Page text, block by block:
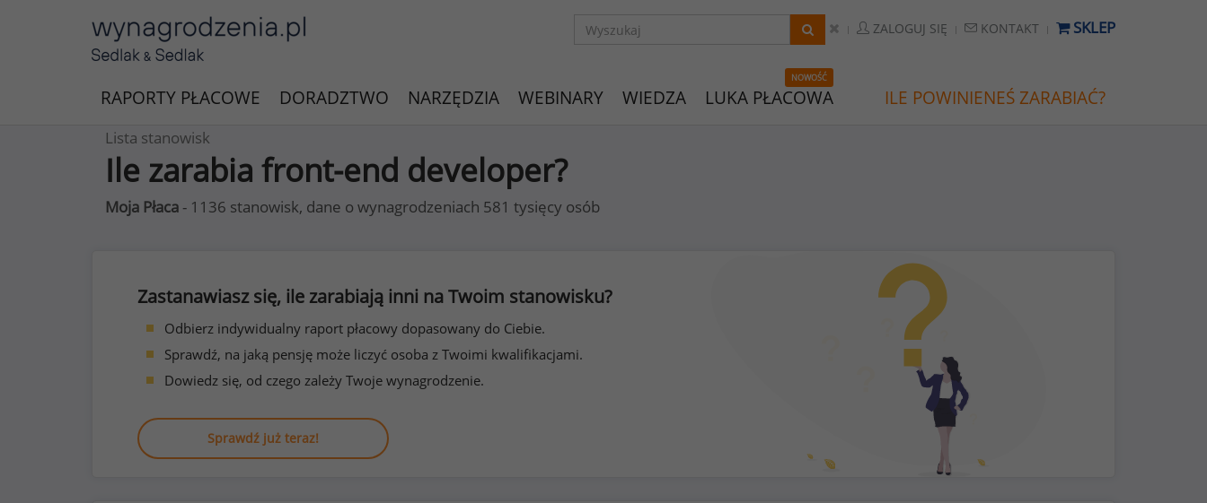
ZALOGUJ SIĘ KONTAKT SKLEP
RAPORTY PŁACOWE DORADZTWO NARZĘDZIA WEBINARY WIEDZA
NOWOŚĆ
LUKA PŁACOWA ILE POWINIENEŚ ZARABIAĆ?
Lista stanowisk
Ile zarabia front-end developer?
Moja Płaca - 1136 stanowisk, dane o wynagrodzeniach 581 tysięcy osób
Zastanawiasz się, ile zarabiają inni na Twoim stanowisku?
Odbierz indywidualny raport płacowy dopasowany do Ciebie.
Sprawdź, na jaką pensję może liczyć osoba z Twoimi kwalifikacjami.
Dowiedz się, od czego zależy Twoje wynagrodzenie.
Sprawdź już teraz!